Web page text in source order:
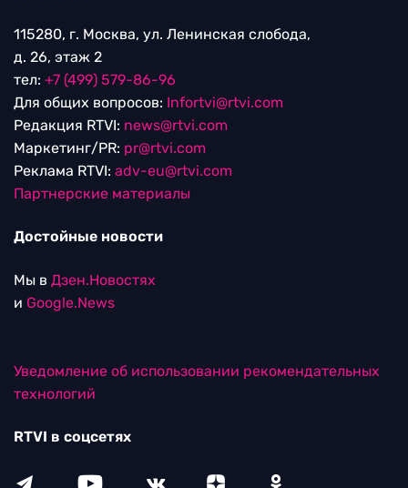
115280, г. Москва, ул. Ленинская слобода,
д. 26, этаж 2
тел: +7 (499) 579-86-96
Для общих вопросов: Infortvi@rtvi.com
Редакция RTVI: news@rtvi.com
Маркетинг/PR: pr@rtvi.com
Реклама RTVI: adv-eu@rtvi.com
Партнерские материалы
Достойные новости
Мы в Дзен.Новостях
и Google.News
Уведомление об использовании рекомендательных
технологий
RTVI в соцсетях